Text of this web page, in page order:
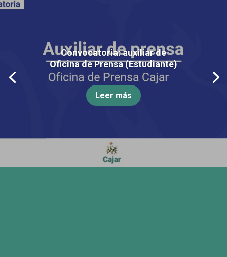
Convocatoria: auxiliar de
Oficina de Prensa (Estudiante)
Leer más